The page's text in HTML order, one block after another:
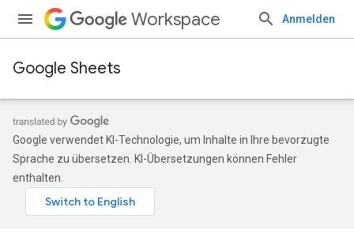
Workspace Anmelden
Google Sheets
Google verwendet KI-Technologie, um Inhalte in Ihre bevorzugte
Sprache zu übersetzen. KI-Übersetzungen können Fehler
enthalten.